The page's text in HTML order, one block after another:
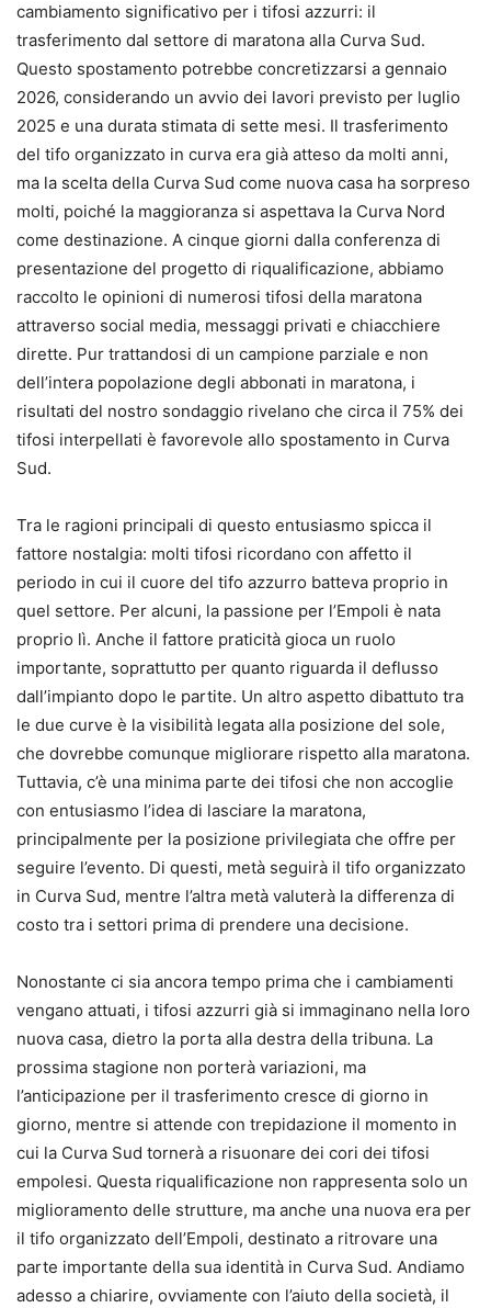
cambiamento significativo per i tifosi azzurri: il
trasferimento dal settore di maratona alla Curva Sud.
Questo spostamento potrebbe concretizzarsi a gennaio
2026, considerando un avvio dei lavori previsto per luglio
2025 e una durata stimata di sette mesi. Il trasferimento
del tifo organizzato in curva era già atteso da molti anni,
ma la scelta della Curva Sud come nuova casa ha sorpreso
molti, poiché la maggioranza si aspettava la Curva Nord
come destinazione. A cinque giorni dalla conferenza di
presentazione del progetto di riqualificazione, abbiamo
raccolto le opinioni di numerosi tifosi della maratona
attraverso social media, messaggi privati e chiacchiere
dirette. Pur trattandosi di un campione parziale e non
dell’intera popolazione degli abbonati in maratona, i
risultati del nostro sondaggio rivelano che circa il 75% dei
tifosi interpellati è favorevole allo spostamento in Curva
Sud.
Tra le ragioni principali di questo entusiasmo spicca il
fattore nostalgia: molti tifosi ricordano con affetto il
periodo in cui il cuore del tifo azzurro batteva proprio in
quel settore. Per alcuni, la passione per l’Empoli è nata
proprio lì. Anche il fattore praticità gioca un ruolo
importante, soprattutto per quanto riguarda il deflusso
dall’impianto dopo le partite. Un altro aspetto dibattuto tra
le due curve è la visibilità legata alla posizione del sole,
che dovrebbe comunque migliorare rispetto alla maratona.
Tuttavia, c’è una minima parte dei tifosi che non accoglie
con entusiasmo l’idea di lasciare la maratona,
principalmente per la posizione privilegiata che offre per
seguire l’evento. Di questi, metà seguirà il tifo organizzato
in Curva Sud, mentre l’altra metà valuterà la differenza di
costo tra i settori prima di prendere una decisione.
Nonostante ci sia ancora tempo prima che i cambiamenti
vengano attuati, i tifosi azzurri già si immaginano nella loro
nuova casa, dietro la porta alla destra della tribuna. La
prossima stagione non porterà variazioni, ma
l’anticipazione per il trasferimento cresce di giorno in
giorno, mentre si attende con trepidazione il momento in
cui la Curva Sud tornerà a risuonare dei cori dei tifosi
empolesi. Questa riqualificazione non rappresenta solo un
miglioramento delle strutture, ma anche una nuova era per
il tifo organizzato dell’Empoli, destinato a ritrovare una
parte importante della sua identità in Curva Sud. Andiamo
adesso a chiarire, ovviamente con l’aiuto della società, il